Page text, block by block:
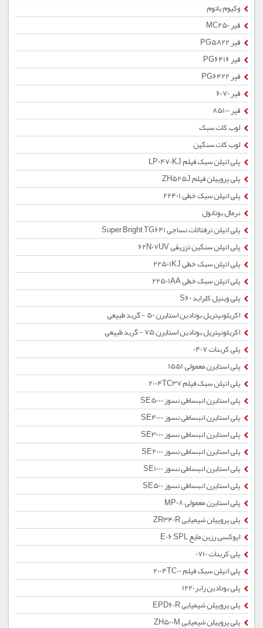
وکیوم باتوم
قیر MC250
قیر PG5822
قیر PG6416
قیر PG6422
قیر 6070
قیر 85100
لوب کات سبک
لوب کات سنگین
پلی اتیلن سبک فیلم LP0470KJ
پلی پروپیلن فیلم ZH525J
پلی اتیلن سبک خطی 22401
نرمال بوتانول
پلی اتیلن ترفتالات نساجی Super Bright TG641
پلی اتیلن سنگین تزریقی 62N07UV
پلی اتیلن سبک خطی 22501KJ
پلی اتیلن سبک خطی 22501AA
پلی وینیل کلراید S60
اکریلونیتریل بوتادین استایرن 50 - گرید طبیعی
اکریلونیتریل بوتادین استایرن 75 - گرید طبیعی
پلی کربنات 0407
پلی استایرن معمولی 1551
پلی اتیلن سبک فیلم 2004TC37
پلی استایرن انبساطی نسوز SE5000
پلی استایرن انبساطی نسوز SE4000
پلی استایرن انبساطی نسوز SE3000
پلی استایرن انبساطی نسوز SE2000
پلی استایرن انبساطی نسوز SE1000
پلی استایرن انبساطی نسوز SE500
پلی استایرن معمولی MP08
پلی پروپیلن شیمیایی ZR340R
اپوکسی رزین مایع E06 SPL
پلی کربنات 0710
پلی اتیلن سبک فیلم 2004TC00
پلی بوتادین رابر1220
پلی پروپیلن شیمیایی EPD60R
پلی پروپیلن شیمیایی ZH500M